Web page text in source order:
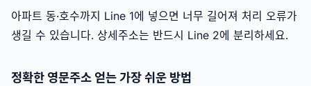
아파트 동·호수까지 Line 1에 넣으면 너무 길어져 처리 오류가
생길 수 있습니다. 상세주소는 반드시 Line 2에 분리하세요.
정확한 영문주소 얻는 가장 쉬운 방법